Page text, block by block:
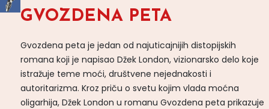
GVOZDENA PETA
Gvozdena peta je jedan od najuticajnijih distopijskih
romana koji je napisao Džek London, vizionarsko delo koje
istražuje teme moći, društvene nejednakosti i
autoritarizma. Kroz priču o svetu kojim vlada moćna
oligarhija, Džek London u romanu Gvozdena peta prikazuje